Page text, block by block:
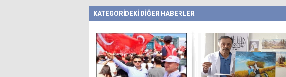
KATEGORİDEKİ DİĞER HABERLER